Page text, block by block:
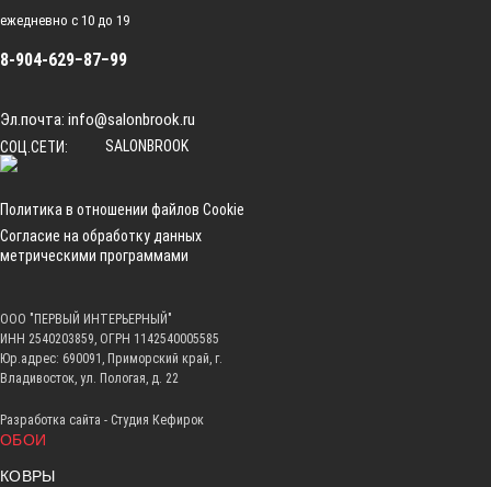
ежедневно с 10 до 19
8-904-629−87−99
Эл.почта: info@salonbrook.ru
СОЦ.СЕТИ: SALONBROOK
Политика в отношении файлов Cookie
Согласие на обработку данных
метрическими программами
ООО "ПЕРВЫЙ ИНТЕРЬЕРНЫЙ"
ИНН 2540203859, ОГРН 1142540005585
Юр.адрес: 690091, Приморский край, г.
Владивосток, ул. Пологая, д. 22
Разработка сайта - Студия Кефирок
ОБОИ
КОВРЫ